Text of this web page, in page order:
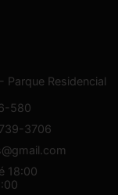
Residencial
580
3706
18:00